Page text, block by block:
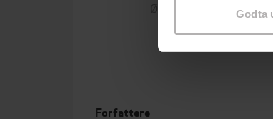
Godta
Forfattere